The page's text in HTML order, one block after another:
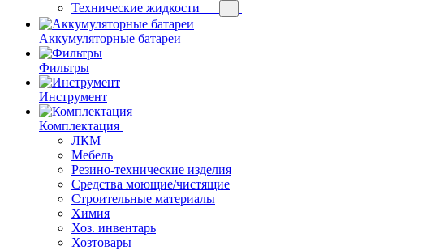
Технические жидкости
Аккумуляторные батареи
Фильтры
Инструмент
Комплектация
ЛКМ
Мебель
Резино-технические изделия
Средства моющие/чистящие
Строительные материалы
Химия
Хоз. инвентарь
Хозтовары